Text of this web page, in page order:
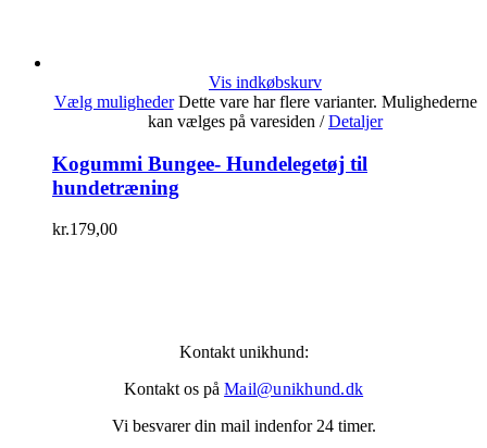
Vis indkøbskurv
Vælg muligheder Dette vare har flere varianter. Mulighederne
kan vælges på varesiden / Detaljer
Kogummi Bungee- Hundelegetøj til
hundetræning
kr.179,00
Kontakt unikhund:
Kontakt os på Mail@unikhund.dk
Vi besvarer din mail indenfor 24 timer.